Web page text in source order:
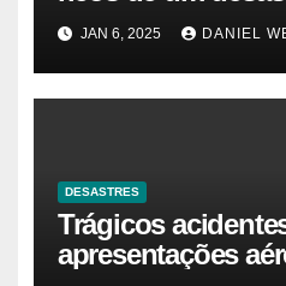
JAN 6, 2025 DANIEL
DESASTRES
Trágicos
apresentações